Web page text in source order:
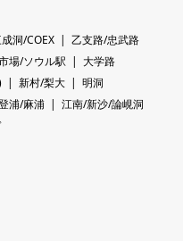
洞/COEX
乙支路/忠武路
場/ソウル駅
大学路
新村/梨大
明洞
浦/麻浦
江南/新沙/論峴洞